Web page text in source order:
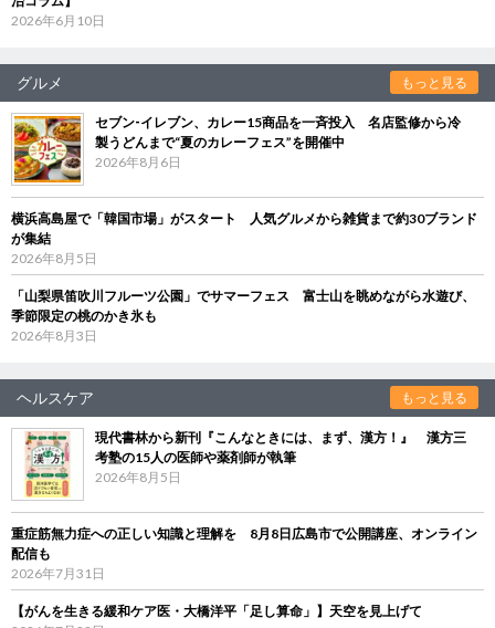
2026年6月10日
グルメ もっと見る
セブン‐イレブン、カレー15商品を一斉投入 名店監修から冷
製うどんまで“夏のカレーフェス”を開催中
2026年8月6日
横浜高島屋で「韓国市場」がスタート 人気グルメから雑貨まで約30ブランド
が集結
2026年8月5日
「山梨県笛吹川フルーツ公園」でサマーフェス 富士山を眺めながら水遊び、
季節限定の桃のかき氷も
2026年8月3日
ヘルスケア もっと見る
現代書林から新刊『こんなときには、まず、漢方！』 漢方三
考塾の15人の医師や薬剤師が執筆
2026年8月5日
重症筋無力症への正しい知識と理解を 8月8日広島市で公開講座、オンライン
配信も
2026年7月31日
【がんを生きる緩和ケア医・大橋洋平「足し算命」】天空を見上げて